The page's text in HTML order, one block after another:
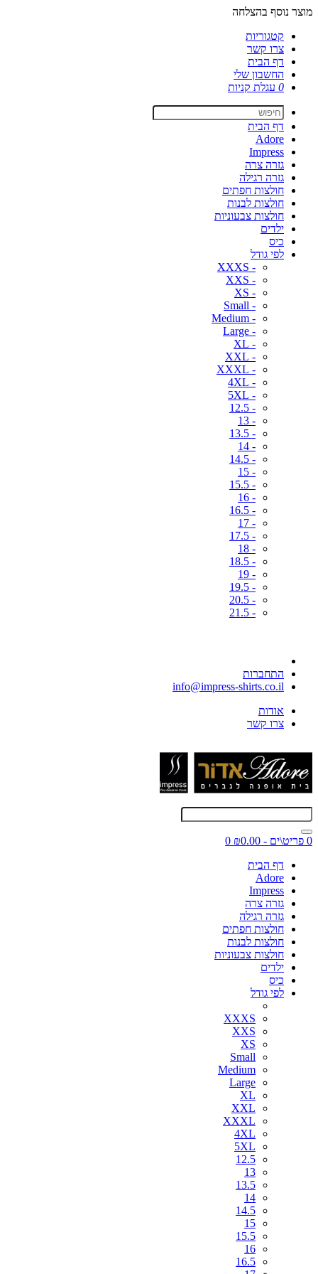
מוצר נוסף בהצלחה
קטגוריות
צרו קשר
דף הבית
החשבון שלי
0 עגלת קניות
דף הבית
Adore
Impress
גזרה צרה
גזרה רגילה
חולצות חפתים
חולצות לבנות
חולצות צבעוניות
ילדים
כיס
לפי גודל
- XXXS
- XXS
- XS
- Small
- Medium
- Large
- XL
- XXL
- XXXL
- 4XL
- 5XL
- 12.5
- 13
- 13.5
- 14
- 14.5
- 15
- 15.5
- 16
- 16.5
- 17
- 17.5
- 18
- 18.5
- 19
- 19.5
- 20.5
- 21.5
התחברות
info@impress-shirts.co.il
אודות
צרו קשר
0 פריט\ים - ₪0.00
0
דף הבית
Adore
Impress
גזרה צרה
גזרה רגילה
חולצות חפתים
חולצות לבנות
חולצות צבעוניות
ילדים
כיס
לפי גודל
XXXS
XXS
XS
Small
Medium
Large
XL
XXL
XXXL
4XL
5XL
12.5
13
13.5
14
14.5
15
15.5
16
16.5